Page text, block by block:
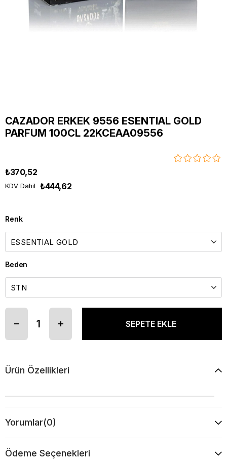
CAZADOR ERKEK 9556 ESENTIAL GOLD
PARFUM 100CL 22KCEAA09556
₺370,52
KDV Dahil ₺444,62
Renk
Beden
Ürün Özellikleri
Yorumlar(0)
Ödeme Seçenekleri